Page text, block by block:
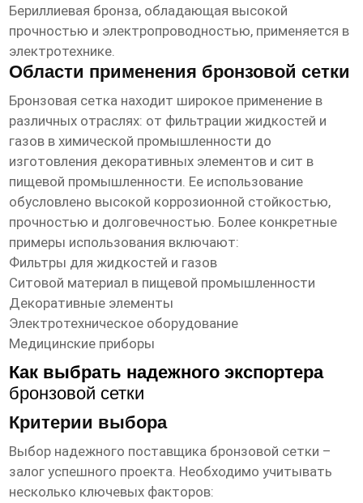
Бериллиевая бронза, обладающая высокой
прочностью и электропроводностью, применяется в
электротехнике.
Области применения бронзовой сетки
Бронзовая сетка находит широкое применение в
различных отраслях: от фильтрации жидкостей и
газов в химической промышленности до
изготовления декоративных элементов и сит в
пищевой промышленности. Ее использование
обусловлено высокой коррозионной стойкостью,
прочностью и долговечностью. Более конкретные
примеры использования включают:
Фильтры для жидкостей и газов
Ситовой материал в пищевой промышленности
Декоративные элементы
Электротехническое оборудование
Медицинские приборы
Как выбрать надежного экспортера
бронзовой сетки
Критерии выбора
Выбор надежного поставщика бронзовой сетки –
залог успешного проекта. Необходимо учитывать
несколько ключевых факторов: